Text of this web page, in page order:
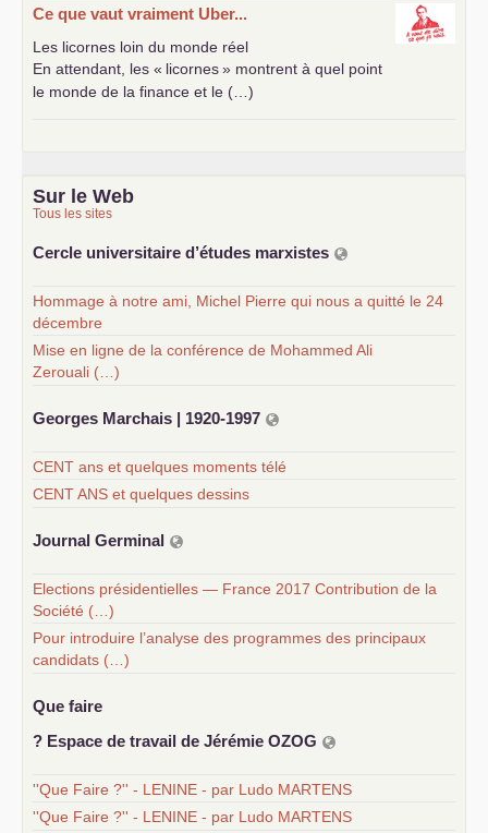
Ce que vaut vraiment Uber...
Les licornes loin du monde réel
En attendant, les « licornes» montrent à quel point
le monde de la finance et le (…)
Sur le Web
Tous les sites
Cercle universitaire d’études marxistes
Hommage à notre ami, Michel Pierre qui nous a quitté le 24
décembre
Mise en ligne de la conférence de Mohammed Ali
Zerouali (…)
Georges Marchais | 1920-1997
CENT ans et quelques moments télé
CENT ANS et quelques dessins
Journal Germinal
Elections présidentielles — France 2017 Contribution de la
Société (…)
Pour introduire l’analyse des programmes des principaux
candidats (…)
Que faire
? Espace de travail de Jérémie OZOG
''Que Faire ?'' - LENINE - par Ludo MARTENS
''Que Faire ?'' - LENINE - par Ludo MARTENS